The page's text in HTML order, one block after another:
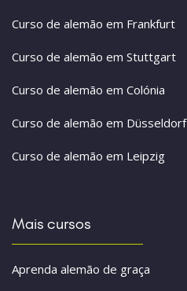
Curso de alemão em Frankfurt
Curso de alemão em Stuttgart
Curso de alemão em Colónia
Curso de alemão em Düsseldorf
Curso de alemão em Leipzig
Mais cursos
Aprenda alemão de graça